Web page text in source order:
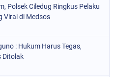
Polsek Ciledug Ringkus Pelaku
Viral di Medsos
: Hukum Harus Tegas,
Ditolak